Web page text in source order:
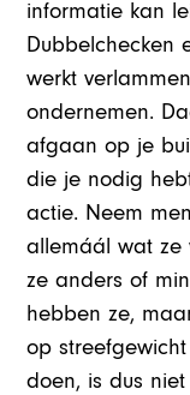
informatie kan
Dubbelchecken
werkt
ondernemen.
afgaan op je
die je nodig
actie. Neem
allemáál wat ze
ze anders of
hebben ze,
op
doen, is dus